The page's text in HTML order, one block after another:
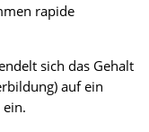
rapide
sich das Gehalt
auf ein